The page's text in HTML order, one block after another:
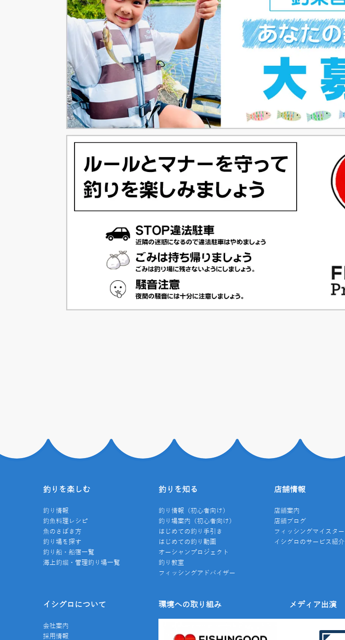
ジ
釣りを楽しむ
釣り情報
釣魚料理レシピ
魚のさばき方
釣り場を探す
釣り船・船宿一覧
海上釣堀・管理釣り場一覧
釣りを知る
釣り情報（初心者向け）
釣り場案内（初心者向け）
はじめての釣り手引き
はじめての釣り動画
オーシャンプロジェクト
釣り教室
フィッシングアドバイザー
店舗情報
店舗案内
店舗ブログ
フィッシングマイスター
イシグロのサービス紹介
イシグロについて
会社案内
採用情報
環境への取り組み メディア出演